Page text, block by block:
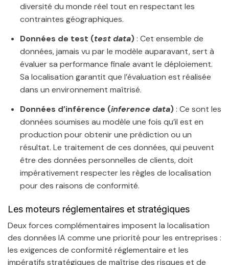
diversité du monde réel tout en respectant les
contraintes géographiques.
Données de test (test data): Cet ensemble de
données, jamais vu par le modèle auparavant, sert à
évaluer sa performance finale avant le déploiement.
Sa localisation garantit que l’évaluation est réalisée
dans un environnement maîtrisé.
Données d’inférence (inference data): Ce sont les
données soumises au modèle une fois qu’il est en
production pour obtenir une prédiction ou un
résultat. Le traitement de ces données, qui peuvent
être des données personnelles de clients, doit
impérativement respecter les règles de localisation
pour des raisons de conformité.
Les moteurs réglementaires et stratégiques
Deux forces complémentaires imposent la localisation
des données IA comme une priorité pour les entreprises :
les exigences de conformité réglementaire et les
impératifs stratégiques de maîtrise des risques et de